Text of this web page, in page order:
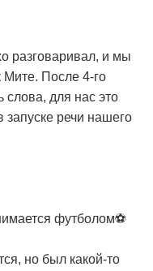
разговаривал, и мы
После 4-го
слова, для нас это
речи нашего
футболом⚽️
но был какой-то